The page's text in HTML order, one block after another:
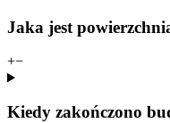
Jaka jest
+−
Kiedy zakończono